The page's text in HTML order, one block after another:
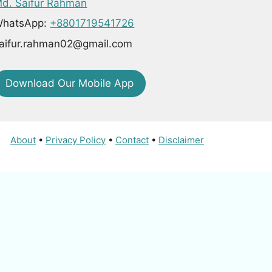
Saifur Rahman
+8801719541726
Download Our Mobile App
About • Privacy Policy • Contact • Disclaimer